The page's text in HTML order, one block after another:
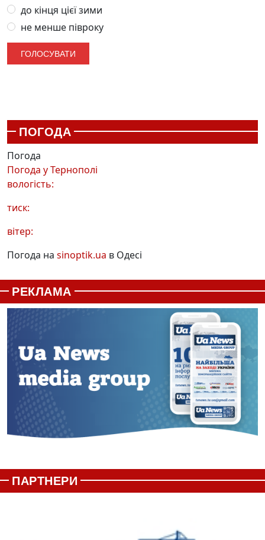
до кінця цієї зими
не менше півроку
ПОГОДА
Погода
Погода уТернополі
вологість:
тиск:
вітер:
Погода на sinoptik.ua в Одесі
РЕКЛАМА
ПАРТНЕРИ